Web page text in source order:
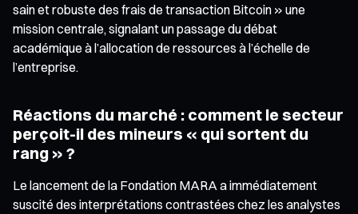
sain et robuste des frais de transaction Bitcoin » une
mission centrale, signalant un passage du débat
académique à l’allocation de ressources à l’échelle de
l’entreprise.
Réactions du marché : comment le secteur
perçoit-il des mineurs « qui sortent du
rang » ?
Le lancement de la Fondation MARA a immédiatement
suscité des interprétations contrastées chez les analystes